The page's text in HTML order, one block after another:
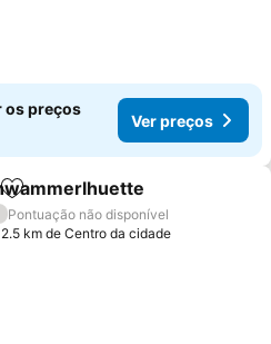
os preços
Ver preços
Adicionar aos favoritos
Pontuação não disponível
km de Centro da cidade